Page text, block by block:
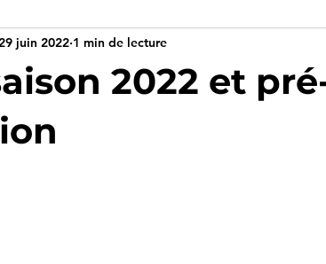
2022 et
juin 2022 1 min de lecture